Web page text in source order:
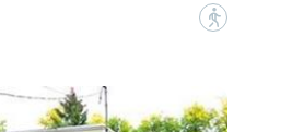
?